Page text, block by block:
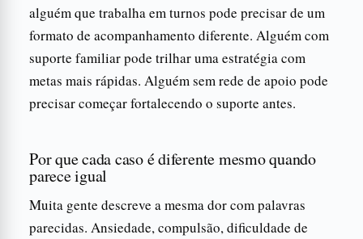
alguém que trabalha em turnos pode precisar de um
formato de acompanhamento diferente. Alguém com
suporte familiar pode trilhar uma estratégia com
metas mais rápidas. Alguém sem rede de apoio pode
precisar começar fortalecendo o suporte antes.
Por que cada caso é diferente mesmo quando
parece igual
Muita gente descreve a mesma dor com palavras
parecidas. Ansiedade, compulsão, dificuldade de